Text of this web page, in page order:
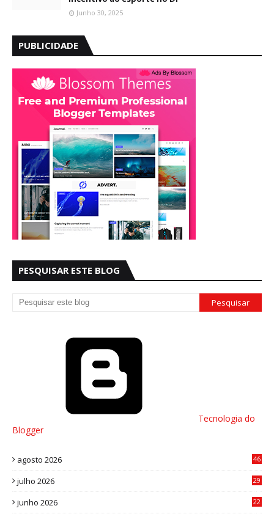
Junho 30, 2025
PUBLICIDADE
PESQUISAR ESTE BLOG
Tecnologia do
Blogger
agosto 2026 46
julho 2026
29
junho 2026
22